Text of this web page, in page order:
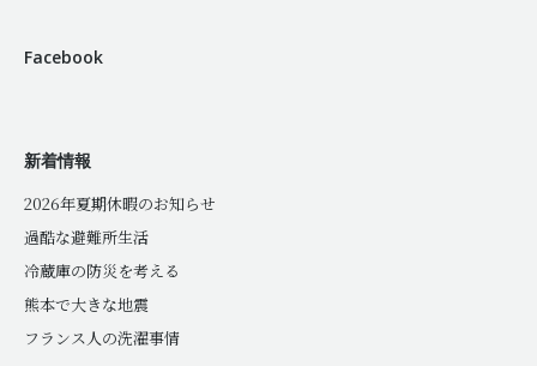
Facebook
新着情報
2026年夏期休暇のお知らせ
過酷な避難所生活
冷蔵庫の防災を考える
熊本で大きな地震
フランス人の洗濯事情